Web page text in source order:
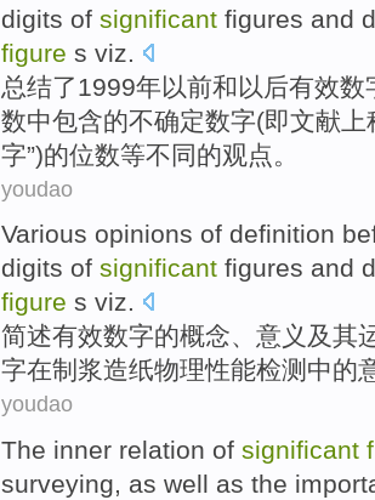
digits of significant figures and
figure s viz
总结了1999年 以前和 以后有效数
数中包含的不确定数字(即文献上
字”)的位数等不同的观点 。
youdao
Various opinions of definition
digits of significant figures and
figure s viz.
简述有效数字的概念、 意义 及其
字在制浆造纸物理性能检测 中的
youdao
The inner relation of significant
surveying, as well as the